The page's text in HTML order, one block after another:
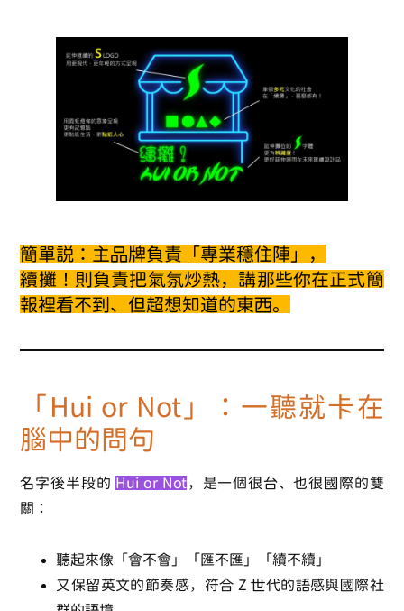
簡單說：主品牌負責「專業穩住陣」，
續攤！則負責把氣氛炒熱，講那些你在正式簡
報裡看不到、但超想知道的東西。
「Hui or Not」：一聽就卡在
腦中的問句
名字後半段的 Hui or Not，是一個很台、也很國際的雙
關：
聽起來像「會不會」「匯不匯」「續不續」
又保留英文的節奏感，符合 Z 世代的語感與國際社